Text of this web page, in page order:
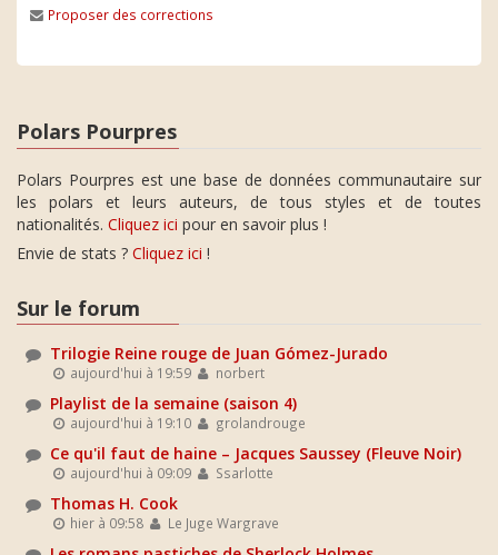
Proposer des corrections
Polars Pourpres
Polars Pourpres est une base de données communautaire sur
les polars et leurs auteurs, de tous styles et de toutes
nationalités. Cliquez ici pour en savoir plus !
Envie de stats ? Cliquez ici !
Sur le forum
Trilogie Reine rouge de Juan Gómez-Jurado
aujourd'hui à 19:59 norbert
Playlist de la semaine (saison 4)
aujourd'hui à 19:10 grolandrouge
Ce qu'il faut de haine – Jacques Saussey (Fleuve Noir)
aujourd'hui à 09:09 Ssarlotte
Thomas H. Cook
hier à 09:58 Le Juge Wargrave